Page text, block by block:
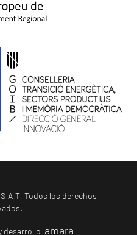
Todos los derechos
desarrollo amara